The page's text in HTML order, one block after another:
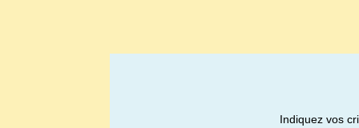
Indiquez vos